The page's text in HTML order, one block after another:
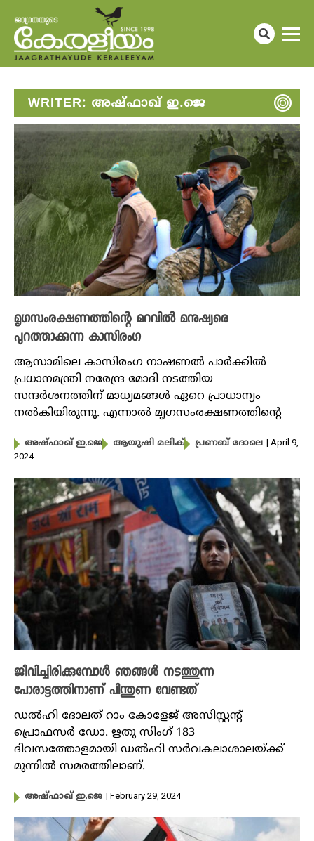
WRITER: അഷ്ഫാഖ് ഇ.ജെ
മൃഗസംരക്ഷണത്തിന്റെ മറവിൽ മനുഷ്യരെ
പുറത്താക്കുന്ന കാസിരംഗ
ആസാമിലെ കാസിരം​ഗ നാഷണൽ പാർക്കിൽ
പ്രധാനമന്ത്രി നരേന്ദ്ര മോദി നടത്തിയ
സന്ദർശനത്തിന് മാധ്യമങ്ങൾ ഏറെ പ്രാധാന്യം
നൽകിയിരുന്നു. എന്നാൽ മൃ​ഗസംരക്ഷണത്തിന്റെ
അഷ്ഫാഖ് ഇ.ജെ ആയുഷി മലിക് പ്രണബ് ദോലെ | April 9,
2024
ജീവിച്ചിരിക്കുമ്പോള്‍ ഞങ്ങൾ നടത്തുന്ന
പോരാട്ടത്തിനാണ് പിന്തുണ വേണ്ടത്
ഡല്‍ഹി ദോലത് റാം കോളേജ് അസിസ്റ്റന്റ്‌
പ്രൊഫസര്‍ ഡോ. ഋതു സിംഗ് 183
ദിവസത്തോളമായി ഡല്‍ഹി സര്‍വകലാശാലയ്ക്ക്
മുന്നില്‍ സമരത്തിലാണ്.
അഷ്ഫാഖ് ഇ.ജെ | February 29, 2024